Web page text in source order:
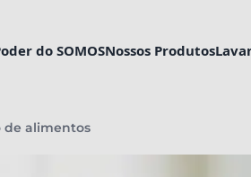
do SOMOSNossos Produtos
de alimentos